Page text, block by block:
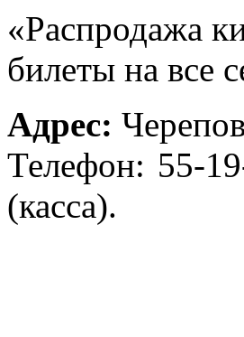
«Распродажа
билеты на все
Адрес:
Телефон: 55-
(касса).